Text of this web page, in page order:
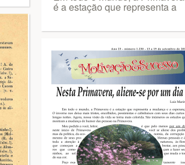
é a estação que representa a